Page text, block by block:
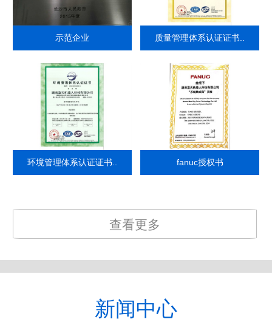
示范企业 质量管理体系认证证书..
环境管理体系认证证书.. fanuc授权书
查看更多
新闻中心